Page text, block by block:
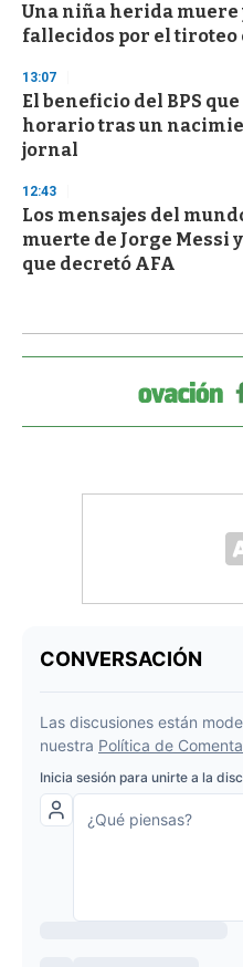
Una niña herida muere
fallecidos por el tiroteo
13:07
El beneficio del BPS
horario tras un
jornal
12:43
Los mensajes del
muerte de Jorge Messi
que decretó AFA